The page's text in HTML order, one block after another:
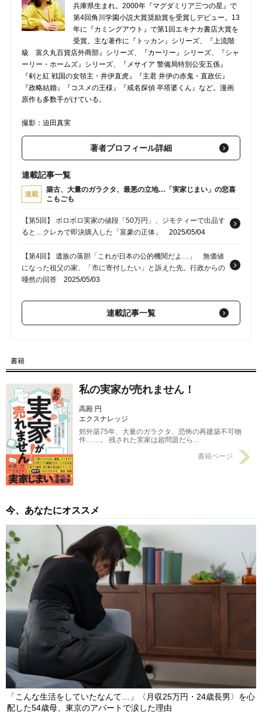
兵庫県生まれ。2000年『マグダミリア三つの星』で
第4回角川学園小説大賞奨励賞を受賞しデビュー。13
年に『カミングアウト』で第1回エキナカ書店大賞を
受賞。主な著作に『トッカン』シリーズ、『上流階
級 富久丸百貨店外商部』シリーズ、『カーリー』シリーズ、『シャ
ーリー・ホームズ』シリーズ、『メサイア 警備局特別公安五係』
『剣と紅 戦国の女領主・井伊直虎』『主君 井伊の赤鬼・直政伝』
『政略結婚』『コスメの王様』『戒名探偵 卒塔婆くん』など。漫画
原作も多数手がけている。
撮影：迫田真実
著者プロフィール詳細
連載記事一覧
連載
築古、大量のガラクタ、最悪の立地…「実家じまい」の悲喜
こもごも
【第5回】 ボロボロ実家の値段「50万円」、ジモティーで出品す
ると…クレカで即決購入した「富豪の正体」
2025/05/04
【第4回】 遺族の落胆「これが日本の公的機関だよ…」 無価値
になった祖父の家、「市に寄付したい」と訴えた先。行政からの
唖然の回答 2025/05/03
【第2回】 絶対にあの家だけはもらいたくない…母が父亡きあと
の相続を断固拒否！自由奔放な伯父が遺した築75年の「ゴミ屋
敷」、親族間の闇に葬られた実家の終末2025/05/01
穴ぽこ石膏の天井、ステンレスの風呂釜、昭和量産型の祖父の
家。司法書士から明かされた「戦慄の事実」2025/04/30
連載記事一覧
書籍
私の実家が売れません！
高殿 円
エクスナレッジ
郊外築75年、大量のガラクタ、恐怖の再建築不可物
件……。 残された実家は超問題だら…
書籍ページ
今、あなたにオススメ
「こんな生活をしていたなんて…」〈月収25万円・24歳長男〉を心
配した54歳母、東京のアパートで涙した理由